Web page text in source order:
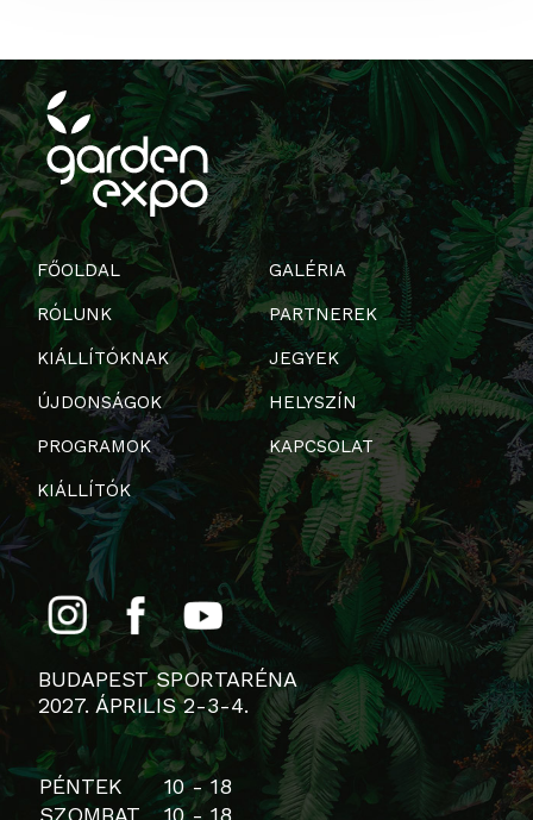
FŐOLDAL
RÓLUNK
KIÁLLÍTÓKNAK
ÚJDONSÁGOK
PROGRAMOK
KIÁLLÍTÓK
GALÉRIA
PARTNEREK
JEGYEK
HELYSZÍN
KAPCSOLAT
BUDAPEST SPORTARÉNA
2027. ÁPRILIS 2-3-4.
PÉNTEK
10 - 18
SZOMBAT
10 - 18